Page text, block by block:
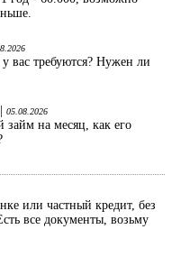
вас требуются? Нужен ли
05.08.2026
на месяц, как его
или частный кредит, без
все документы, возьму